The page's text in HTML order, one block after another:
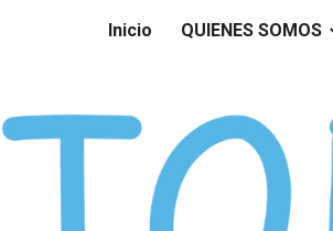
Skip to main content
Inicio QUIENES SOMOS